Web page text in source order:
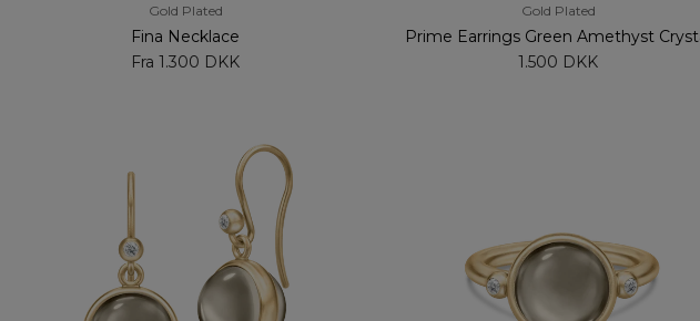
Gold Plated
Fina Necklace
Fra 1.300 DKK
Gold Plated
Prime Earrings Green Amethyst
1.500 DKK